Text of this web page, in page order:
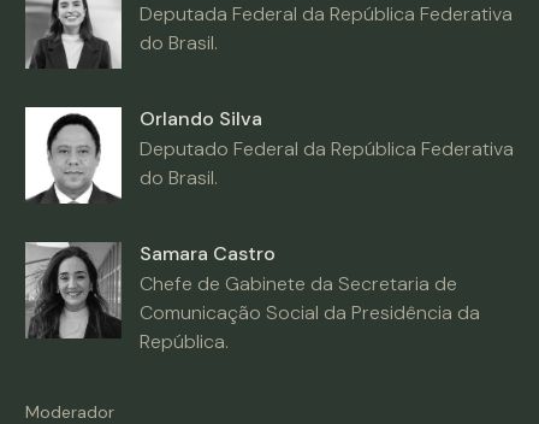
Deputada Federal da República Federativa
do Brasil.
Orlando Silva
Deputado Federal da República Federativa
do Brasil.
Samara Castro
Chefe de Gabinete da Secretaria de
Comunicação Social da Presidência da
República.
Moderador